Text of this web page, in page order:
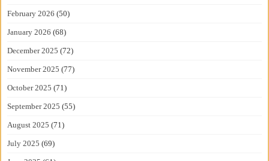
February 2026 (50)
January 2026 (68)
December 2025 (72)
November 2025 (77)
October 2025 (71)
September 2025 (55)
August 2025 (71)
July 2025 (69)